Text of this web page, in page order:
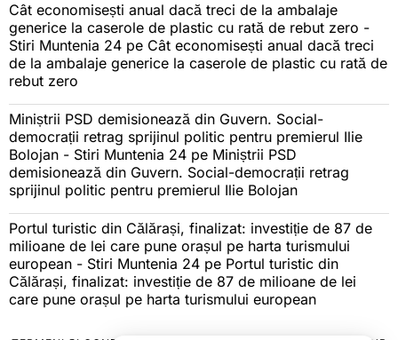
Cât economisești anual dacă treci de la ambalaje
generice la caserole de plastic cu rată de rebut zero -
Stiri Muntenia 24 pe Cât economisești anual dacă treci
de la ambalaje generice la caserole de plastic cu rată de
rebut zero
Miniștrii PSD demisionează din Guvern. Social-
democrații retrag sprijinul politic pentru premierul Ilie
Bolojan - Stiri Muntenia 24 pe Miniștrii PSD
demisionează din Guvern. Social-democrații retrag
sprijinul politic pentru premierul Ilie Bolojan
Portul turistic din Călărași, finalizat: investiție de 87 de
milioane de lei care pune orașul pe harta turismului
european - Stiri Muntenia 24 pe Portul turistic din
Călărași, finalizat: investiție de 87 de milioane de lei
care pune orașul pe harta turismului european